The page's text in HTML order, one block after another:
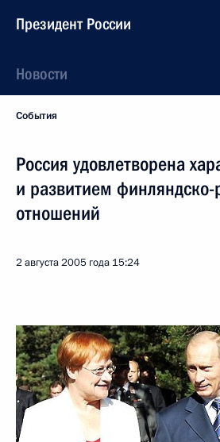
Президент России
Новости
События
Россия удовлетворена
и развитием финляндско-
отношений
2 августа 2005 года 15:24